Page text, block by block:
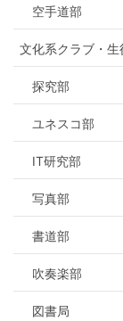
空手道部
文化系クラブ・生
探究部
ユネスコ部
IT研究部
写真部
書道部
吹奏楽部
図書局